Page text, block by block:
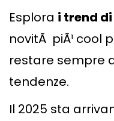
Esplora i trend
novitÃ piÃ¹ cool
restare sempre
tendenze.
Il 2025 sta